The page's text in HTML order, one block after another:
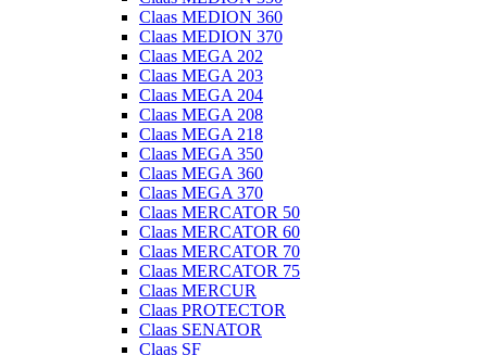
Claas MEDION 360
Claas MEDION 370
Claas MEGA 202
Claas MEGA 203
Claas MEGA 204
Claas MEGA 208
Claas MEGA 218
Claas MEGA 350
Claas MEGA 360
Claas MEGA 370
Claas MERCATOR 50
Claas MERCATOR 60
Claas MERCATOR 70
Claas MERCATOR 75
Claas MERCUR
Claas PROTECTOR
Claas SENATOR
Claas SF